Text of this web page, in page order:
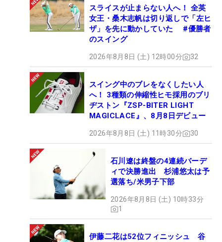
スライスが止まらない人へ！ 全英
女王・桑木志帆は切り返しで「左ヒ
ザ」を先に動かしていた #優勝者
のスイング
2026年8月8日 (土) 12時00分 32
スイング中のブレをなくしたい人
へ！ 3種類の伸縮性ヒモ採用のブリ
ヂストン『ZSP-BITER LIGHT
MAGICLACE』、8月8日デビュー
2026年8月8日 (土) 11時30分 30
石川遼は終盤の4連続バーデ
ィで決勝進出 杉浦悠太は予
選落ち/米男子下部
2026年8月8日 (土) 10時33分
1
伊藤二花は52位フィニッシュ 谷